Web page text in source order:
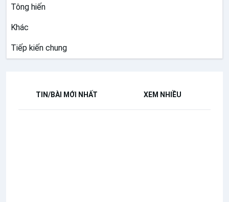
Tông hiến
Khác
Tiếp kiến chung
TIN/BÀI MỚI NHẤT XEM NHIỀU